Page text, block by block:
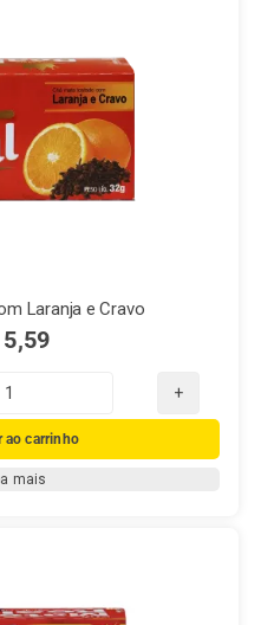
Laranja e Cravo
5,59
Chá
Mate
Real
quantidade
ao carrinho
mais